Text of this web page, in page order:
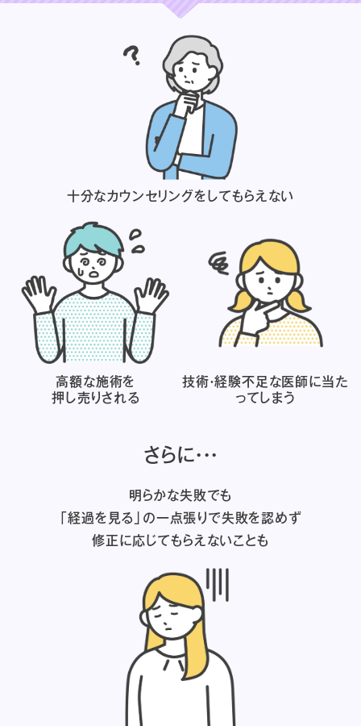
十分なカウンセリングをしてもらえない
高額な施術を
押し売りされる
技術・経験不足な医師に当た
ってしまう
さらに・・・
明らかな失敗でも
「経過を見る」の一点張りで失敗を認めず
修正に応じてもらえないことも